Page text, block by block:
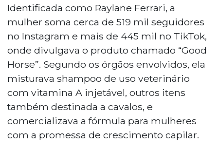
mil seguidores no Instagram foi detida
em Campo Grande após ser flagrada
vendendo produtos veterinários como
cosméticos capilares. Raylane Ferrari
misturava shampoo para cavalos com
vitamina A injetável e vendia a fórmula
chamada "Good Horse" prometendo
crescimento capilar. A ação envolveu
Decon, Procon, Mapa e CRMV-MS.
Materiais foram apreendidos para análise.
Identificada como Raylane Ferrari, a
mulher soma cerca de 519 mil seguidores
no Instagram e mais de 445 mil no TikTok,
onde divulgava o produto chamado “Good
Horse”. Segundo os órgãos envolvidos, ela
misturava shampoo de uso veterinário
com vitamina A injetável, outros itens
também destinada a cavalos, e
comercializava a fórmula para mulheres
com a promessa de crescimento capilar.